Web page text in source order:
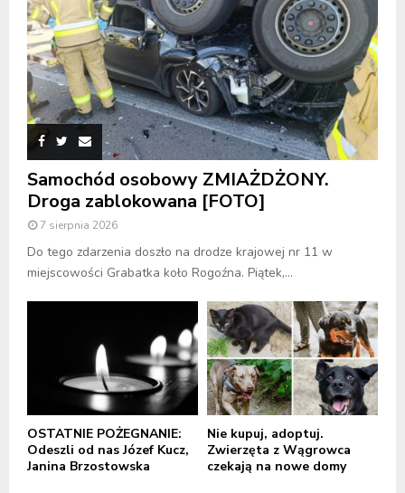
Samochód osobowy ZMIAŻDŻONY.
Droga zablokowana [FOTO]
7 sierpnia 2026
Do tego zdarzenia doszło na drodze krajowej nr 11 w
miejscowości Grabatka koło Rogoźna. Piątek,...
OSTATNIE POŻEGNANIE:
Odeszli od nas Józef Kucz,
Janina Brzostowska
Nie kupuj, adoptuj.
Zwierzęta z Wągrowca
czekają na nowe domy